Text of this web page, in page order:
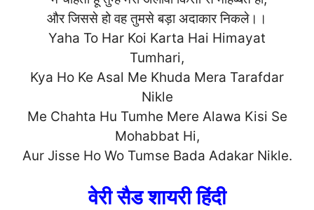
और जिससे हो वह तुमसे बड़ा अदाकार निकले।।
Yaha To Har Koi Karta Hai Himayat
Tumhari,
Kya Ho Ke Asal Me Khuda Mera Tarafdar
Nikle
Me Chahta Hu Tumhe Mere Alawa Kisi Se
Mohabbat Hi,
Aur Jisse Ho Wo Tumse Bada Adakar Nikle.
वेरी सैड शायरी हिंदी